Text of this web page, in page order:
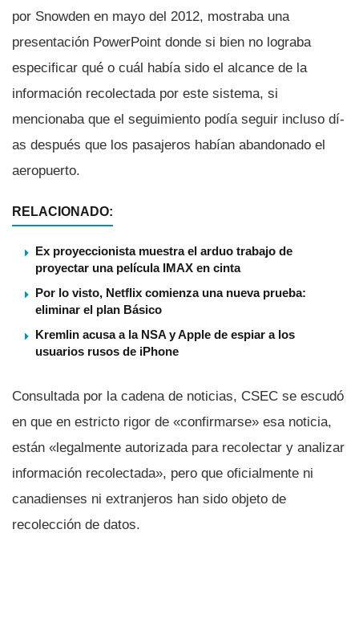
por Snowden en mayo del 2012, mostraba una
presentación PowerPoint donde si bien no lograba
especificar qué o cuál habí­a sido el alcance de la
información recolectada por este sistema, si
mencionaba que el seguimiento podí­a seguir incluso dí­
as después que los pasajeros habí­an abandonado el
aeropuerto.
RELACIONADO:
Ex proyeccionista muestra el arduo trabajo de
proyectar una película IMAX en cinta
Por lo visto, Netflix comienza una nueva prueba:
eliminar el plan Básico
Kremlin acusa a la NSA y Apple de espiar a los
usuarios rusos de iPhone
Consultada por la cadena de noticias, CSEC se escudó
en que en estricto rigor de «confirmarse» esa noticia,
están «legalmente autorizada para recolectar y analizar
información recolectada», pero que oficialmente ni
canadienses ni extranjeros han sido objeto de
recolección de datos.